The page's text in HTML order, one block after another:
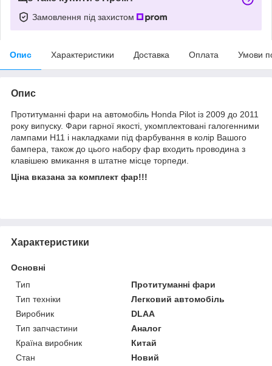
Замовлення під захистом
Опис Характеристики Доставка Оплата Умови
Опис
Протитуманні фари на автомобіль Honda Pilot із 2009 до 2011
року випуску. Фари гарної якості, укомплектовані галогенними
лампами Н11 і накладками під фарбування в колір Вашого
бампера, також до цього набору фар входить проводина з
клавішею вмикання в штатне місце торпеди.
Ціна вказана за комплект фар!!!
Характеристики
Основні
Тип
Протитуманні фари
Тип техніки
Легковий автомобіль
Виробник
DLAA
Тип запчастини
Аналог
Країна виробник
Китай
Стан
Новий